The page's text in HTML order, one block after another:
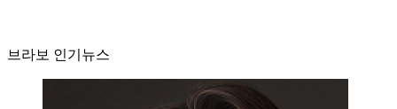
브라보 인기뉴스